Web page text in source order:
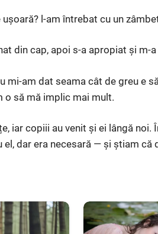
l-am întrebat cu un
din cap, apoi s-a apropiat și m-
mi-am dat seama cât de greu e
o să mă implic mai mult.
iar copiii au venit și ei lângă
el, dar era necesară — și știam